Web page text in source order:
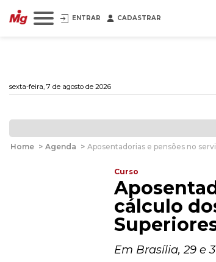
ENTRAR CADASTRAR
sexta-feira, 7 de agosto de 2026
Home > Agenda > Aposentadorias e pensões no
Curso
cálculo
Em Brasília, 29 e